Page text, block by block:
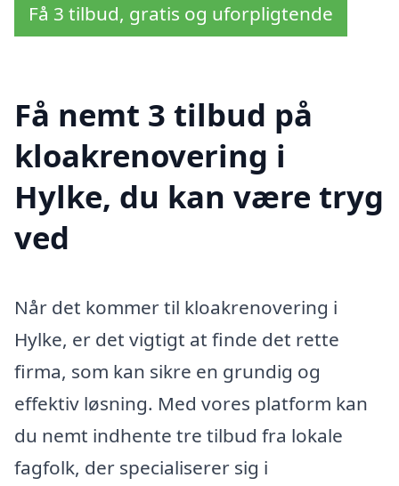
Få 3 tilbud, gratis og uforpligtende
Få nemt 3 tilbud på
kloakrenovering i
Hylke, du kan være tryg
ved
Når det kommer til kloakrenovering i
Hylke, er det vigtigt at finde det rette
firma, som kan sikre en grundig og
effektiv løsning. Med vores platform kan
du nemt indhente tre tilbud fra lokale
fagfolk, der specialiserer sig i